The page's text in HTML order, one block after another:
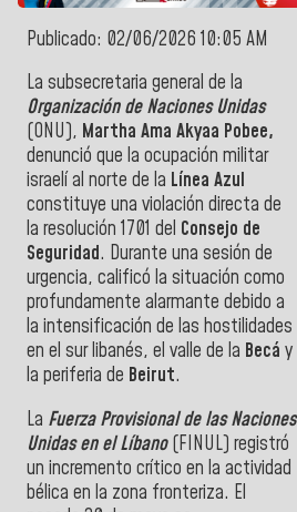
Publicado: 02/06/2026 10:05 AM
La subsecretaria general de la
Organización de Naciones Unidas
(ONU), Martha Ama Akyaa Pobee,
denunció que la ocupación militar
israelí al norte de la Línea Azul
constituye una violación directa de
la resolución 1701 del Consejo de
Seguridad. Durante una sesión de
urgencia, calificó la situación como
profundamente alarmante debido a
la intensificación de las hostilidades
en el sur libanés, el valle de la Becá y
la periferia de Beirut.
La Fuerza Provisional de las Naciones
Unidas en el Líbano(FINUL) registró
un incremento crítico en la actividad
bélica en la zona fronteriza. El